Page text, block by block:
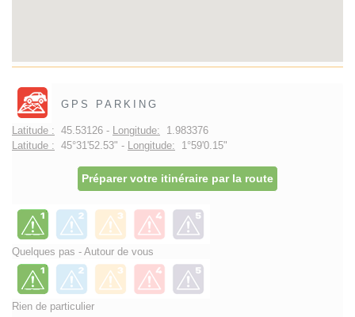
GPS PARKING
Latitude : 45.53126 - Longitude: 1.983376
Latitude : 45°31'52.53" - Longitude: 1°59'0.15"
Préparer votre itinéraire par la route
Quelques pas - Autour de vous
Rien de particulier